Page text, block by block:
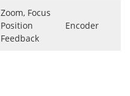
Zoom, Focus
Position
Feedback
Encoder